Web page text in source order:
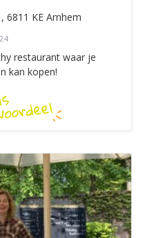
6811 KE Arnhem
restaurant waar je
kan kopen!